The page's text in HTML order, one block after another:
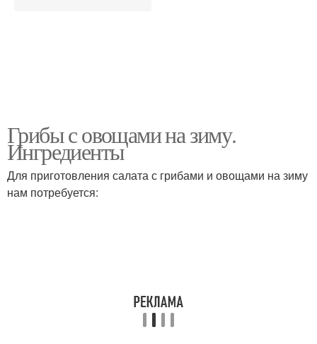
Грибы с овощами на зиму.
Ингредиенты
Для приготовления салата с грибами и овощами на зиму
нам потребуется: